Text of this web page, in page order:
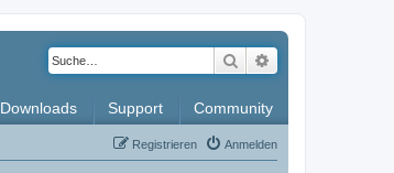
Suche
Downloads Support Community
Anmelden
Registrieren